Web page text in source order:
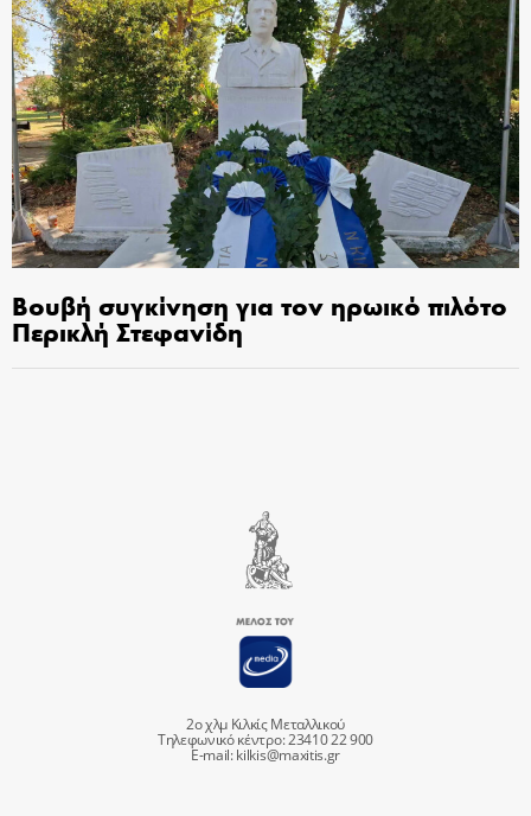
Βουβή συγκίνηση για τον ηρωικό πιλότο
Περικλή Στεφανίδη
2ο χλμ Κιλκίς Μεταλλικού
Τηλεφωνικό κέντρο: 23410 22 900
E-mail:kilkis@maxitis.gr